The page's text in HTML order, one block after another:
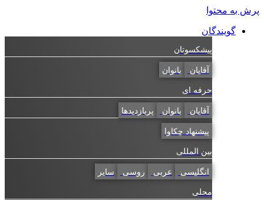
پرش به محتوا
گویندگان
پیشکسوتان
آقایان بانوان
حرفه ای
آقایان بانوان پربازدیدها
پیشنهاد چکاوا
بین المللی
انگلیسی عربی روسی سایر
محلی